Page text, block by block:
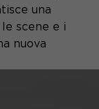
una
scene e i
nuova